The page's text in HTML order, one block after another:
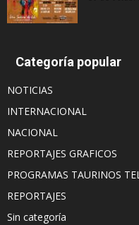
Categoría popular
NOTICIAS
INTERNACIONAL
NACIONAL
REPORTAJES GRAFICOS
PROGRAMAS TAURINOS
REPORTAJES
Sin categoría